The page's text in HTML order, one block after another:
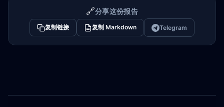
🔗分享这份报告
复制链接 复制 Markdown Telegram